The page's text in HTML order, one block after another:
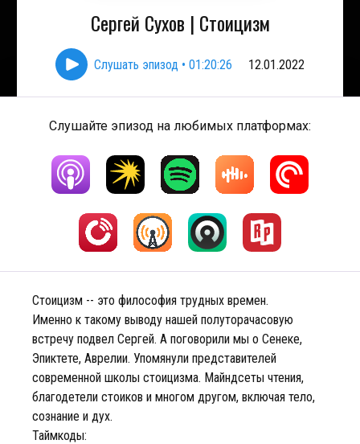
Сергей Сухов | Стоицизм
Слушать эпизод • 01:20:26 12.01.2022
Слушайте эпизод на любимых платформах:
Стоицизм -- это философия трудных времен.
Именно к такому выводу нашей полуторачасовую
встречу подвел Сергей. А поговорили мы о Сенеке,
Эпиктете, Аврелии. Упомянули представителей
современной школы стоицизма. Майндсеты чтения,
благодетели стоиков и многом другом, включая тело,
сознание и дух.
Таймкоды: